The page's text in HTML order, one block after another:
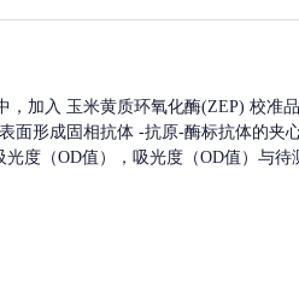
，加入 玉米黄质环氧化酶(ZEP) 校准
面形成固相抗体 -抗原-酶标抗体的夹
度（OD值），吸光度（OD值）与待